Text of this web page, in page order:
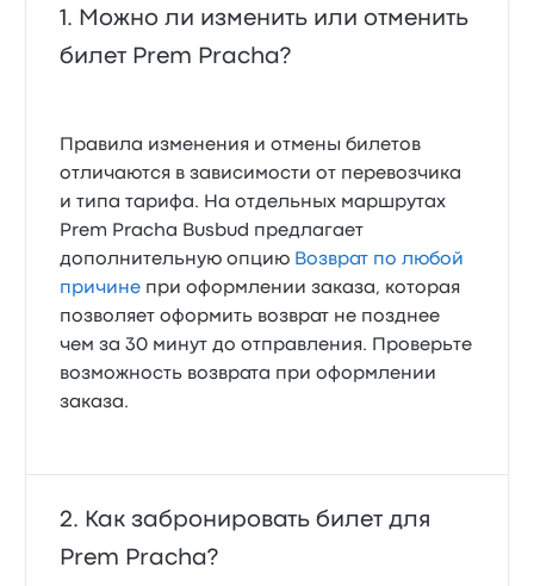
Можно ли изменить или отменить
билет Prem Pracha?
Правила изменения и отмены билетов
отличаются в зависимости от перевозчика
и типа тарифа. На отдельных маршрутах
Prem Pracha Busbud предлагает
дополнительную опцию Возврат по любой
причине при оформлении заказа, которая
позволяет оформить возврат не позднее
чем за 30 минут до отправления. Проверьте
возможность возврата при оформлении
заказа.
Как забронировать билет для
Prem Pracha?